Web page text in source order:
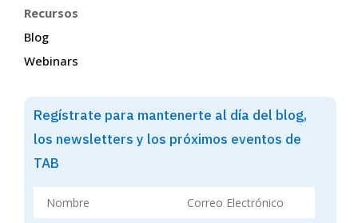
Recursos
Blog
Webinars
Regístrate para mantenerte al día del blog,
los newsletters y los próximos eventos de
TAB